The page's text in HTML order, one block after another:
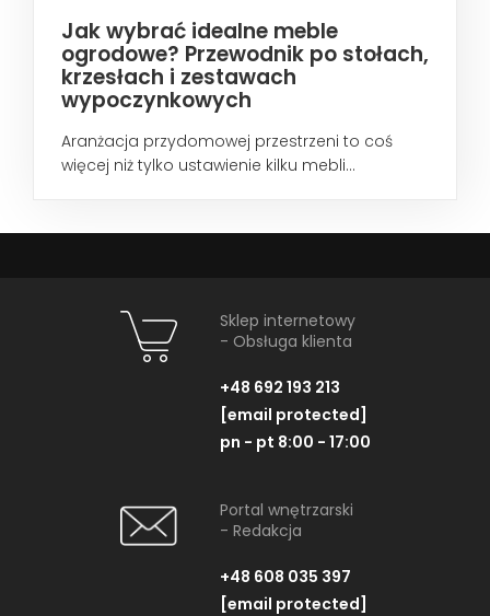
Jak wybrać idealne meble
ogrodowe? Przewodnik po stołach,
krzesłach i zestawach
wypoczynkowych
Aranżacja przydomowej przestrzeni to coś
więcej niż tylko ustawienie kilku mebli...
Sklep internetowy
- Obsługa klienta
+48 692 193 213
[email protected]
pn - pt 8:00 - 17:00
Portal wnętrzarski
- Redakcja
+48 608 035 397
[email protected]